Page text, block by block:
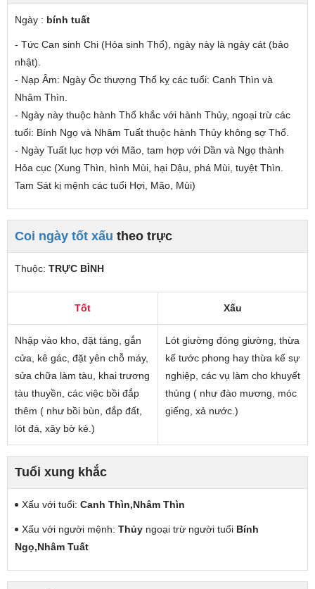
Ngày : bính tuất
- Tức Can sinh Chi (Hỏa sinh Thổ), ngày này là ngày cát (bảo
nhật).
- Nạp Âm: Ngày Ốc thượng Thổ kỵ các tuổi: Canh Thìn và
Nhâm Thìn.
- Ngày này thuộc hành Thổ khắc với hành Thủy, ngoại trừ các
tuổi: Bính Ngọ và Nhâm Tuất thuộc hành Thủy không sợ Thổ.
- Ngày Tuất lục hợp với Mão, tam hợp với Dần và Ngọ thành
Hỏa cục (Xung Thìn, hình Mùi, hại Dậu, phá Mùi, tuyệt Thìn.
Tam Sát kị mệnh các tuổi Hợi, Mão, Mùi)
Coi ngày tốt xấu theo trực
Thuộc: TRỰC BÌNH
Tốt Xấu
Nhập vào kho, đặt táng, gắn
cửa, kê gác, đặt yên chỗ máy,
sửa chữa làm tàu, khai trương
tàu thuyền, các việc bồi đắp
thêm ( như bồi bùn, đắp đất,
lót đá, xây bờ kè.)
Lót giường đóng giường, thừa
kế tước phong hay thừa kế sự
nghiệp, các vụ làm cho khuyết
thủng ( như đào mương, móc
giếng, xả nước.)
Tuổi xung khắc
Xấu với tuổi: Canh Thìn,Nhâm Thìn
Xấu với người mệnh: Thủy ngoại trừ người tuổi Bính
Ngọ,Nhâm Tuất